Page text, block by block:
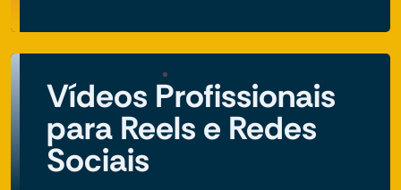
Vídeos Profissionais
para Reels e Redes
Sociais